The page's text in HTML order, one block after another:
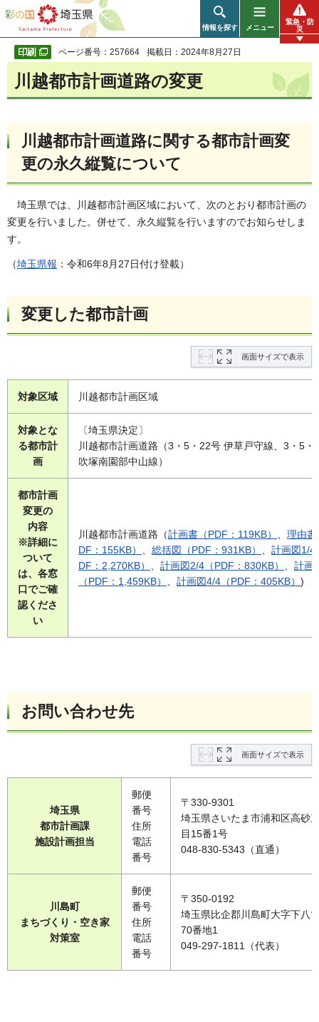
彩の国 埼玉県
情報を探す メニュー
緊急・防
災
ページ番号：257664 掲載日：2024年8月27日
川越都市計画道路の変更
川越都市計画道路に関する都市計画変
更の永久縦覧について
埼玉県では、川越都市計画区域において、次のとおり都市計画の
変更を行いました。併せて、永久縦覧を行いますのでお知らせしま
す。
（埼玉県報 ：令和6年8月27日付け登載）
変更した都市計画
画面サイズで表示
対象区域 川越都市計画区域
対象とな
る都市計
画
〔埼玉県決定〕
川越都市計画道路（3・5・22号 伊草戸守線、3・5・
吹塚南園部中山線）
都市計画
変更の
内容
※詳細に
ついて
は、各窓
口でご確
認くださ
い
川越都市計画道路（計画書（PDF：119KB） 、 理由書
DF：155KB） 、 総括図（PDF：931KB） 、 計画図1/4
DF：2,270KB） 、 計画図2/4（PDF：830KB） 、 計画
（PDF：1,459KB） 、 計画図4/4（PDF：405KB） )
お問い合わせ先
画面サイズで表示
埼玉県
都市計画課
施設計画担当
郵便
番号
住所
電話
番号
〒330-9301
埼玉県さいたま市浦和区高砂
目15番1号
048-830-5343（直通）
川島町
まちづくり・空き家
対策室
郵便
番号
住所
電話
番号
〒350-0192
埼玉県比企郡川島町大字下八
70番地1
049-297-1811（代表）